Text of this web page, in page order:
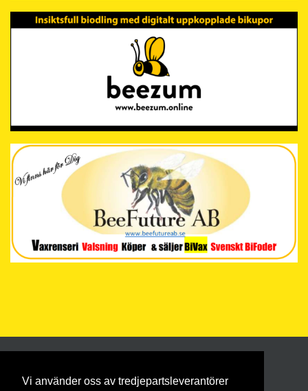
Vi använder oss av tredjepartsleverantörer